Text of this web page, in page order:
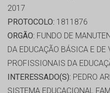
2017
PROTOCOLO: 1811876
ORGÃO: FUNDO DE
DA EDUCAÇÃO BÁSICA E DE
PROFISSIONAIS DA
INTERESSADO(S): PEDRO
SISTEMA EDUCACIONAL